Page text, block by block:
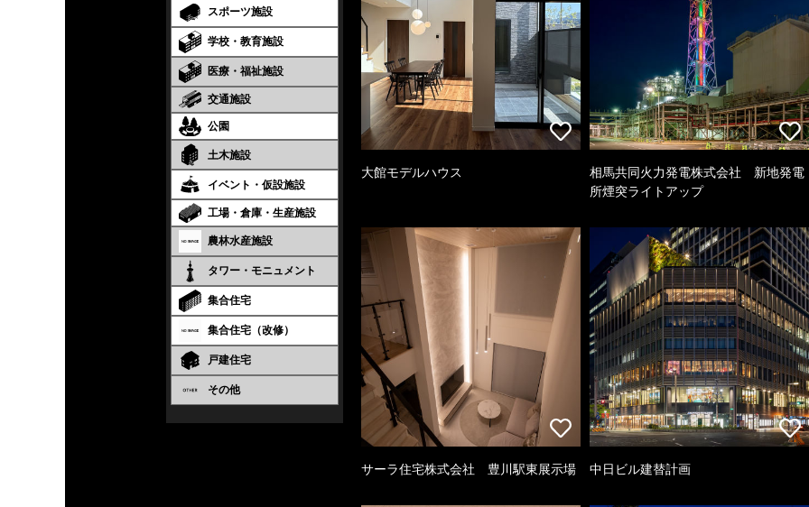
スポーツ施設
学校・教育施設
医療・福祉施設
交通施設
公園
土木施設
イベント・仮設施設
工場・倉庫・生産施設
農林水産施設
タワー・モニュメント
集合住宅
集合住宅（改修）
戸建住宅
その他
大館モデルハウス
相馬共同火力発電株式会社 新地発電
所煙突ライトアップ
サーラ住宅株式会社 豊川駅東展示場 中日ビル建替計画